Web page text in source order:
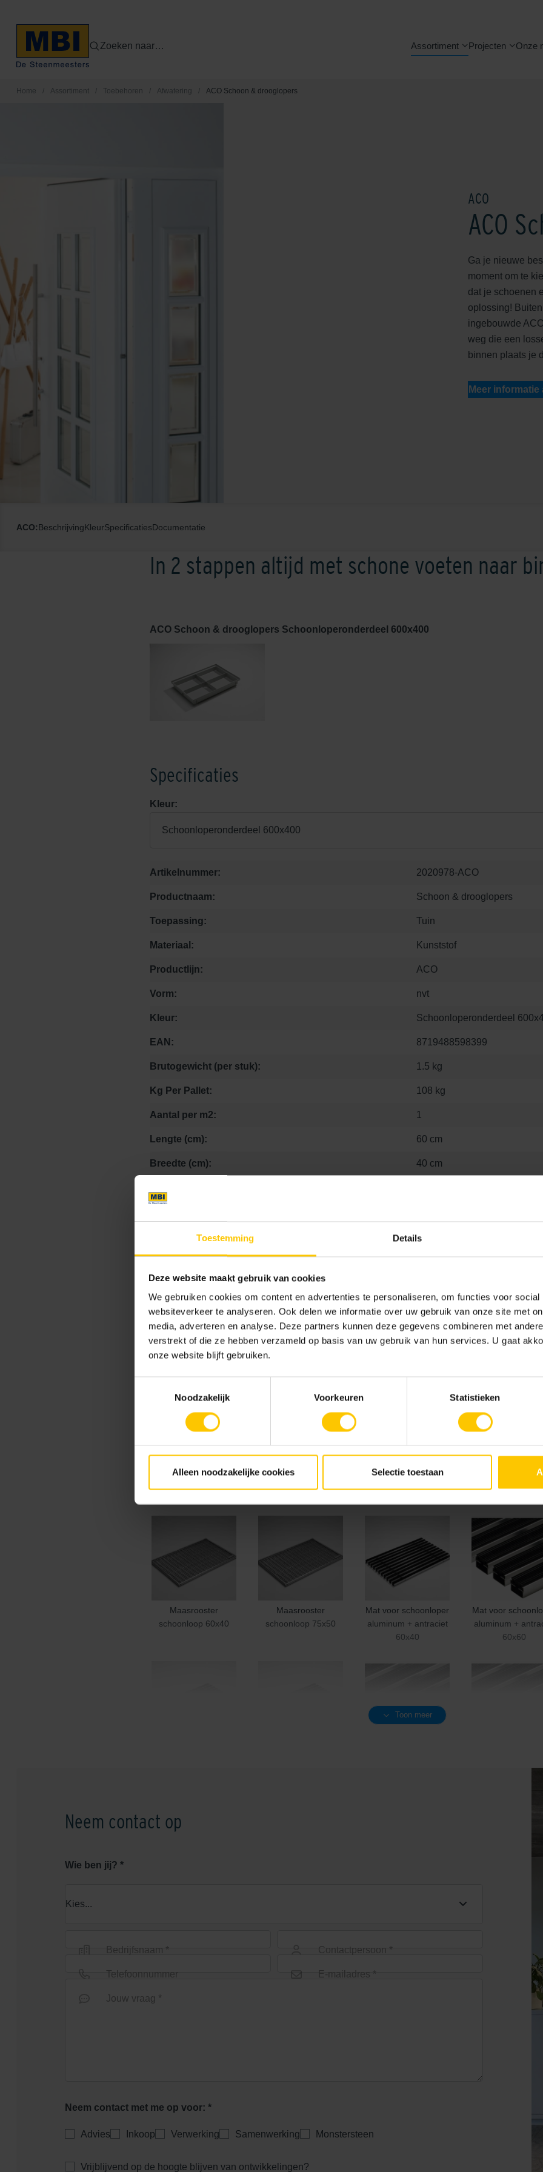
Toestemming Details
Deze website maakt gebruik van cookies
We gebruiken cookies om content en advertenties te personaliseren, om functies voor
websiteverkeer te analyseren. Ook delen we informatie over uw gebruik van onze site met
media, adverteren en analyse. Deze partners kunnen deze gegevens combineren met
verstrekt of die ze hebben verzameld op basis van uw gebruik van hun services. U gaat
onze website blijft gebruiken.
Noodzakelijk
Voorkeuren Statistieken
Alleen noodzakelijke cookies Selectie toestaan
Zoeken naar… Assortiment Projecten Onze
Home / Assortiment / Toebehoren / Afwatering / ACO Schoon & drooglopers
ACO
ACO
Ga je nieuwe
moment om te
dat je schoenen
oplossing!
ingebouwde
weg die een
binnen plaats je
Meer
ACO:BeschrijvingKleurSpecificatiesDocumentatie
In 2 stappen altijd met schone voeten naar
ACO Schoon & drooglopers Schoonloperonderdeel 600x400
Specificaties
Kleur:
Schoonloperonderdeel 600x400
Artikelnummer: 2020978-ACO
Productnaam: Schoon & drooglopers
Toepassing: Tuin
Materiaal: Kunststof
Productlijn: ACO
Vorm: nvt
Kleur: Schoonloperonderdeel
EAN: 8719488598399
Brutogewicht (per stuk): 1.5 kg
Kg Per Pallet: 108 kg
Aantal per m2: 1
Lengte (cm): 60 cm
Breedte (cm): 40 cm
400 mm
Hoogte: 75 mm
Kleur
Standaard kleuren
Afwateringsaansluiting
met bladvanger
Drooglopermat
antraciet innova
Drooglopermat
antraciet zwart
Euroline goot
+ sleufrooster
Maasrooster
schoonloop 60x40
Maasrooster
schoonloop 75x50
Mat voor schoonloper
aluminum + antraciet
60x40
Mat voor
aluminum +
60x60
aluminum +
Toon meer
Neem contact op
Wie ben jij? *
Bedrijfsnaam * Contactpersoon *
Telefoonnummer E-mailadres *
Jouw vraag *
Neem contact met me op voor: *
Advies Inkoop Verwerking Samenwerking Monstersteen
Vrijblijvend op de hoogte blijven van ontwikkelingen?